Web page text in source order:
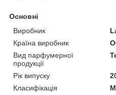
Основні
Виробник
Країна виробник
Вид парфумерної
продукції
Рік випуску
Класифікація